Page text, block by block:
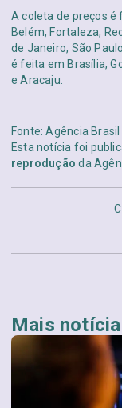
A coleta de preços
Belém, Fortaleza,
de Janeiro, São
é feita em Brasília,
e Aracaju.
Fonte: Agência Brasil
Esta notícia foi
reprodução da
Mais